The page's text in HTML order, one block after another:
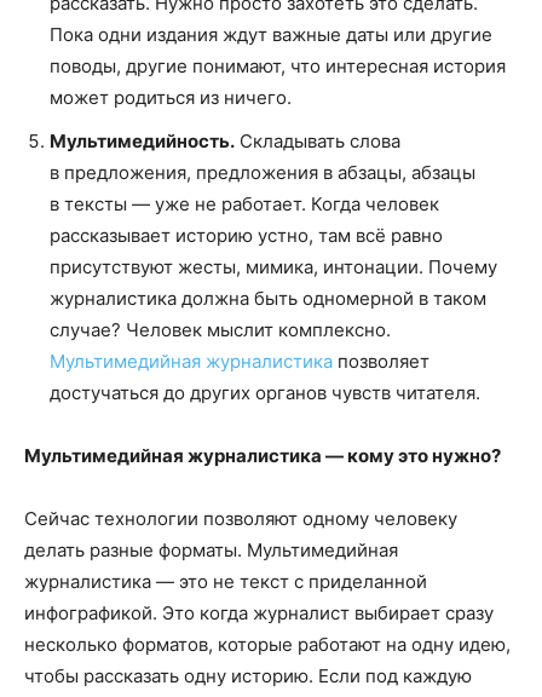
Пока одни издания ждут важные даты или другие
поводы, другие понимают, что интересная история
может родиться из ничего.
Мультимедийность. Складывать слова
в предложения, предложения в абзацы, абзацы
в тексты — уже не работает. Когда человек
рассказывает историю устно, там всё равно
присутствуют жесты, мимика, интонации. Почему
журналистика должна быть одномерной в таком
случае? Человек мыслит комплексно.
Мультимедийная журналистика позволяет
достучаться до других органов чувств читателя.
Мультимедийная журналистика — кому это нужно?
Сейчас технологии позволяют одному человеку
делать разные форматы. Мультимедийная
журналистика — это не текст с приделанной
инфографикой. Это когда журналист выбирает сразу
несколько форматов, которые работают на одну идею,
чтобы рассказать одну историю. Если под каждую